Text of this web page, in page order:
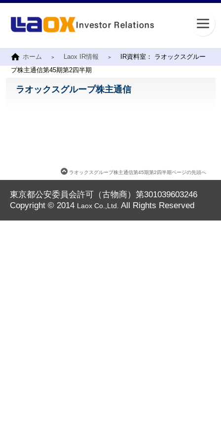
ホーム Laox IR情報
IR資料室： ラオックスグルー
プ株主通信第45期第2四半期
ラオックスグループ株主通信
ラオックスグループ株主通信第45期第2四半期ページの先頭へ
東京都公安委員会許可（古物商）第301039603246
Copyright © 2014 Laox Co.,Ltd. All Rights Reserved